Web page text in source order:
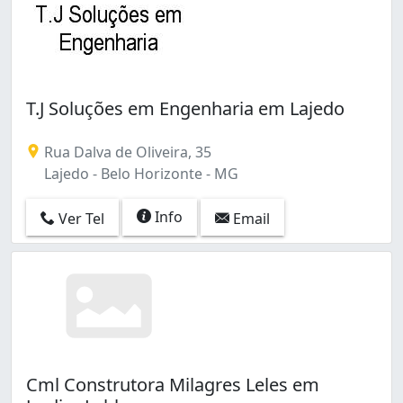
T.J Soluções em Engenharia em Lajedo
Rua Dalva de Oliveira, 35
Lajedo - Belo Horizonte - MG
Ver Tel Info Email
Cml Construtora Milagres Leles em